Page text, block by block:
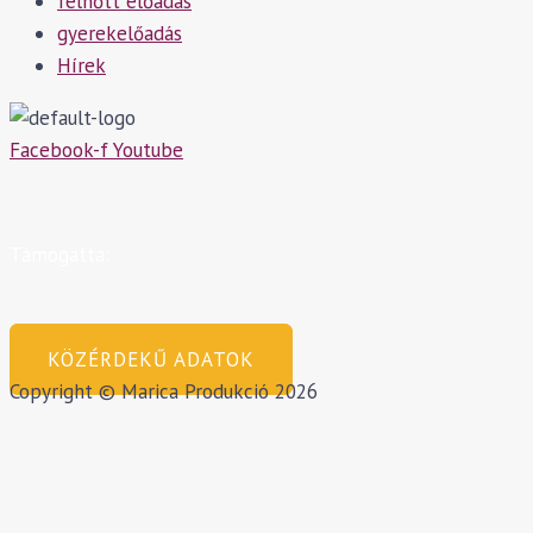
gyerekelőadás
Hírek
Facebook-fYoutube
KÖZÉRDEKŰ ADATOK
Copyright © Marica Produkció 2026